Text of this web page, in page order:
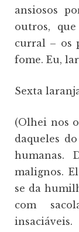
ansiosos
outros,
curral – os
fome. Eu,
Sexta
(Olhei nos
daqueles
humanas.
malignos.
se da
com